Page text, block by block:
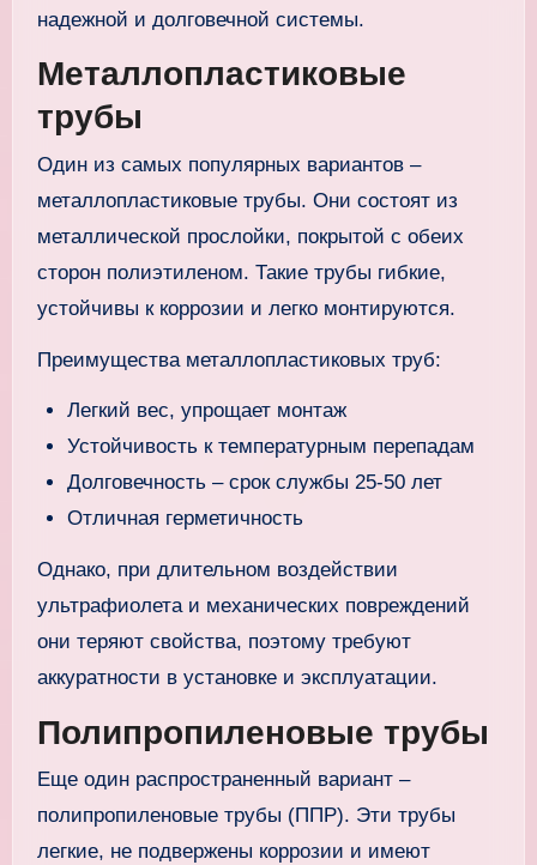
надежной и долговечной системы.
Металлопластиковые
трубы
Один из самых популярных вариантов –
металлопластиковые трубы. Они состоят из
металлической прослойки, покрытой с обеих
сторон полиэтиленом. Такие трубы гибкие,
устойчивы к коррозии и легко монтируются.
Преимущества металлопластиковых труб:
Легкий вес, упрощает монтаж
Устойчивость к температурным перепадам
Долговечность – срок службы 25-50 лет
Отличная герметичность
Однако, при длительном воздействии
ультрафиолета и механических повреждений
они теряют свойства, поэтому требуют
аккуратности в установке и эксплуатации.
Полипропиленовые трубы
Еще один распространенный вариант –
полипропиленовые трубы (ППР). Эти трубы
легкие, не подвержены коррозии и имеют